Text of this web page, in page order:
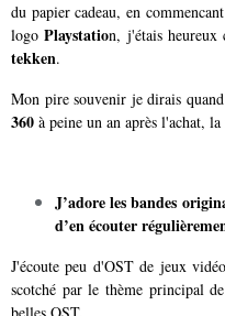
du papier cadeau, en
logoPlaystation, j'étais
tekken.
Mon pire souvenir je dirais
360 à peine un an après l'achat,
J’adore les bandes
d’en écouter
J'écoute peu d'OST de jeux
scotché par le thème principal de